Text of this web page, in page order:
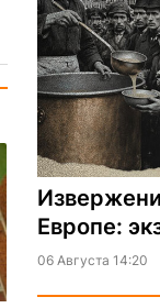
Европе:
06 Августа 14:20